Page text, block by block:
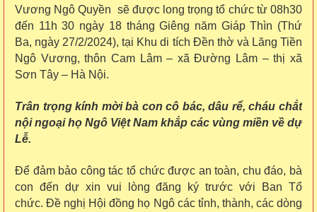
Vương Ngô Quyền sẽ được long trọng tổ chức từ 08h30
đến 11h 30 ngày 18 tháng Giêng năm Giáp Thìn (Thứ
Ba, ngày 27/2/2024), tại Khu di tích Đền thờ và Lăng Tiền
Ngô Vương, thôn Cam Lâm – xã Đường Lâm – thị xã
Sơn Tây – Hà Nội.
Trân trọng kính mời bà con cô bác, dâu rể, cháu chắt
nội ngoại họ Ngô Việt Nam khắp các vùng miền về dự
Lễ.
Để đảm bảo công tác tổ chức được an toàn, chu đáo, bà
con đến dự xin vui lòng đăng ký trước với Ban Tổ
chức.Đề nghị Hội đồng họ Ngô các tỉnh, thành, các dòng